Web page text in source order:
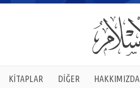
KİTAPLAR DİĞER HAKKIMIZDA